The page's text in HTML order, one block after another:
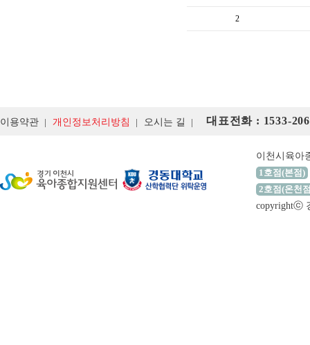
2
이용약관 개인정보처리방침 오시는 길 대표전화 : 1533-
이천시육아
1호점(본점)
2호점(온천
copyrightⓒ